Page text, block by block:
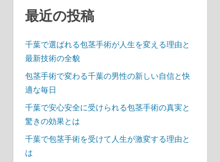
送最近の投稿
千葉で選ばれる包茎手術が人生を変える理由と
最新技術の全貌
包茎手術で変わる千葉の男性の新しい自信と快
適な毎日
千葉で安心安全に受けられる包茎手術の真実と
驚きの効果とは
千葉で包茎手術を受けて人生が激変する理由と
は